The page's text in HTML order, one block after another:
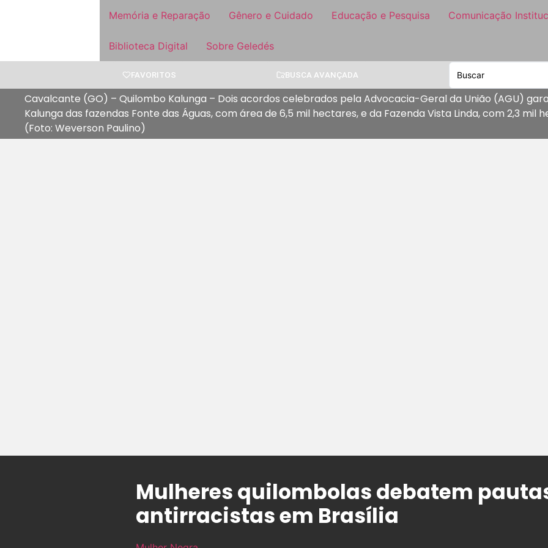
Memória e Reparação Gênero e Cuidado Educação e Pesquisa Comunicação
Biblioteca Digital Sobre Geledés
FAVORITOS BUSCA AVANÇADA
Cavalcante (GO) – Quilombo Kalunga – Dois acordos celebrados pela Advocacia-Geral da União (AGU)
Kalunga das fazendas Fonte das Águas, com área de 6,5 mil hectares, e da Fazenda Vista Linda, com 2,3
(Foto: Weverson Paulino)
Mulheres quilombolas debatem
antirracistas em Brasília